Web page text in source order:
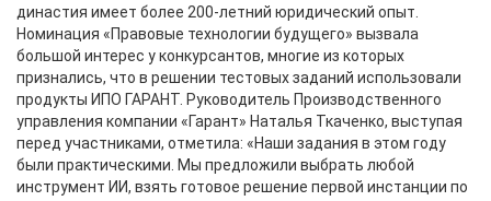
династия имеет более 200-летний юридический опыт.
Номинация «Правовые технологии будущего» вызвала
большой интерес у конкурсантов, многие из которых
признались, что в решении тестовых заданий использовали
продукты ИПО ГАРАНТ. Руководитель Производственного
управления компании «Гарант» Наталья Ткаченко, выступая
перед участниками, отметила: «Наши задания в этом году
были практическими. Мы предложили выбрать любой
инструмент ИИ, взять готовое решение первой инстанции по